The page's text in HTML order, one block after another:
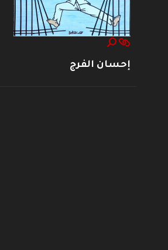
إحسان الفرج